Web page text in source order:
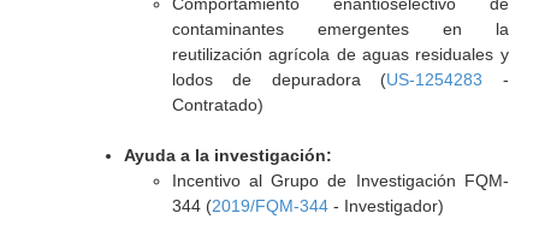
contaminantes emergentes en la
reutilización agrícola de aguas residuales y
lodos de depuradora (US-1254283 -
Contratado)
Ayuda a la investigación:
Incentivo al Grupo de Investigación FQM-
344 (2019/FQM-344- Investigador)